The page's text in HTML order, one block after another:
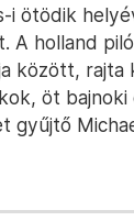
i ötödik
holland
között, rajta
öt bajnoki